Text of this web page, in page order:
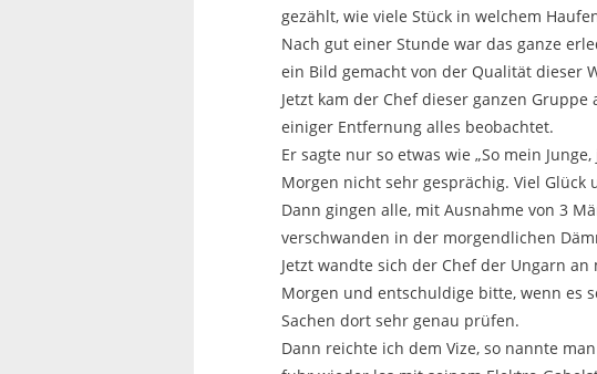
gezählt, wie viele Stück in welchem
Nach gut einer Stunde war das ganze
ein Bild gemacht von der Qualität dieser
Jetzt kam der Chef dieser ganzen
einiger Entfernung alles beobachtet.
Er sagte nur so etwas wie „So mein
Morgen nicht sehr gesprächig. Viel Glück
Dann gingen alle, mit Ausnahme von 3
verschwanden in der morgendlichen
Jetzt wandte sich der Chef der Ungarn
Morgen und entschuldige bitte, wenn es
Sachen dort sehr genau prüfen.
Dann reichte ich dem Vize, so nannte